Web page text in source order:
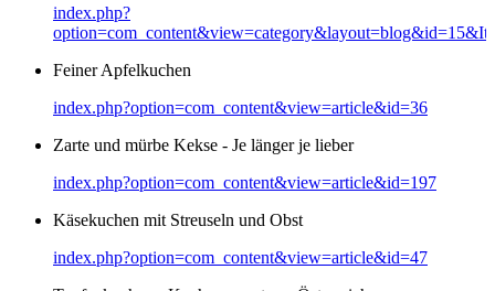
index.php?
Feiner Apfelkuchen
index.php?option=com_content&view=article&id=36
Zarte und mürbe Kekse - Je länger je lieber
index.php?option=com_content&view=article&id=197
Käsekuchen mit Streuseln und Obst
index.php?option=com_content&view=article&id=47